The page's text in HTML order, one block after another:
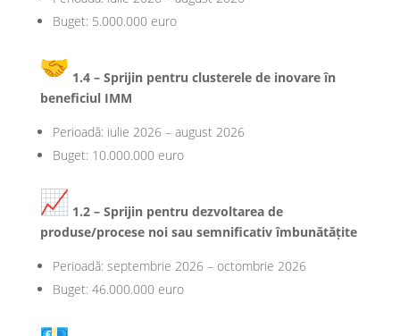
Buget: 5.000.000 euro
1.4 – Sprijin pentru clusterele de inovare în
beneficiul IMM
Perioadă: iulie 2026 – august 2026
Buget: 10.000.000 euro
1.2 – Sprijin pentru dezvoltarea de
produse/procese noi sau semnificativ îmbunătățite
Perioadă: septembrie 2026 – octombrie 2026
Buget: 46.000.000 euro